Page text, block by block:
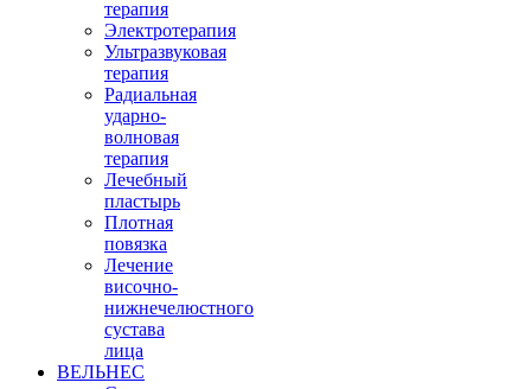
терапия
Электротерапия
Ультразвуковая
терапия
Радиальная
ударно-
волновая
терапия
Лечебный
пластырь
Плотная
повязка
Лечение
височно-
нижнечелюстного
сустава
лица
ВЕЛЬНЕС